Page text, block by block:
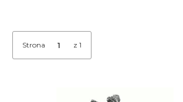
Strona z 1